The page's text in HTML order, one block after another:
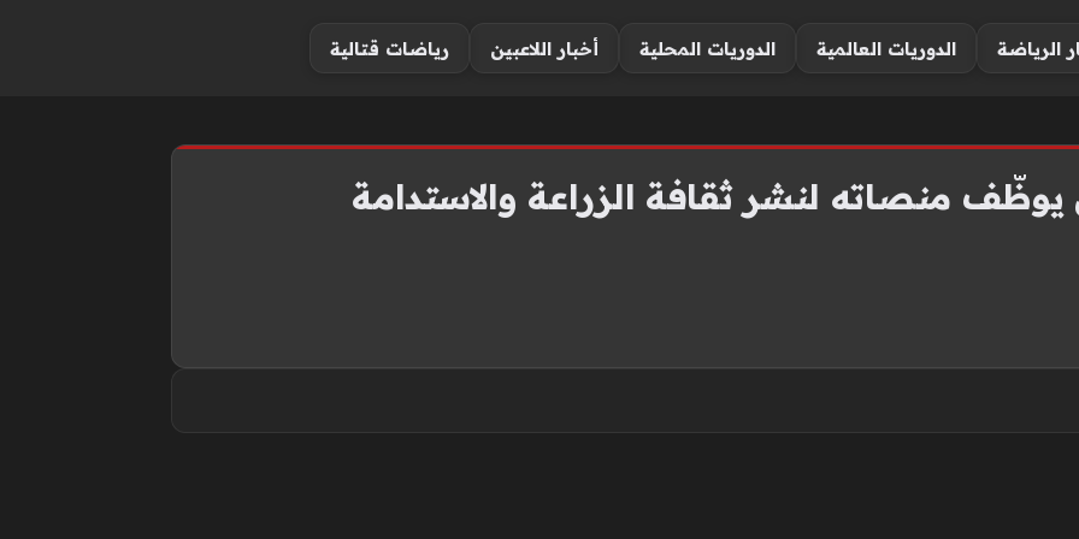
الرياضة الدوريات العالمية الدوريات المحلية أخبار اللاعبين رياضات قتالية
يوظّف منصاته لنشر ثقافة الزراعة والاستدامة